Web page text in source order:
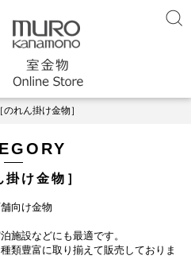
［のれん掛け金物］
掛け金物］
向け金物
施設などにも最適です。
類豊富に取り揃えて販売しておりま